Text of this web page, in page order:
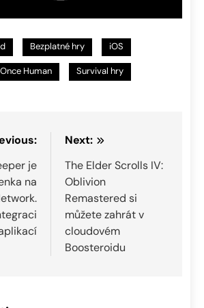
Bezplatné hry iOS
Once Human Survival hry
je
na
Next:
The Elder Scrolls IV:
Oblivion
Remastered si
můžete zahrát v
cloudovém
Boosteroidu